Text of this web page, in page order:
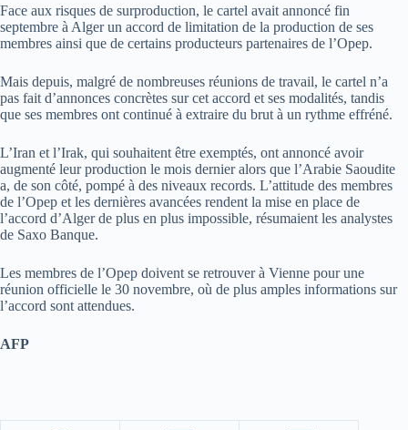
Face aux risques de surproduction, le cartel avait annoncé fin
septembre à Alger un accord de limitation de la production de ses
membres ainsi que de certains producteurs partenaires de l’Opep.
Mais depuis, malgré de nombreuses réunions de travail, le cartel n’a
pas fait d’annonces concrètes sur cet accord et ses modalités, tandis
que ses membres ont continué à extraire du brut à un rythme effréné.
L’Iran et l’Irak, qui souhaitent être exemptés, ont annoncé avoir
augmenté leur production le mois dernier alors que l’Arabie Saoudite
a, de son côté, pompé à des niveaux records. L’attitude des membres
de l’Opep et les dernières avancées rendent la mise en place de
l’accord d’Alger de plus en plus impossible, résumaient les analystes
de Saxo Banque.
Les membres de l’Opep doivent se retrouver à Vienne pour une
réunion officielle le 30 novembre, où de plus amples informations sur
l’accord sont attendues.
AFP